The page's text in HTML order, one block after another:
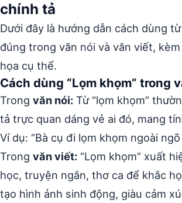
chính tả
Dưới đây là hướng dẫn cách dùng từ
đúng trong văn nói và văn viết,
họa cụ thể.
Cách dùng “Lọm khọm” trong
Trong văn nói: Từ “lọm khọm”
tả trực quan dáng vẻ ai đó, mang
Ví dụ: “Bà cụ đi lọm khọm ngoài ngõ
Trong văn viết: “Lọm khọm” xuất
học, truyện ngắn, thơ ca để khắc
tạo hình ảnh sinh động, giàu cảm